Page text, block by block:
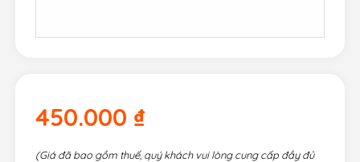
450.000 ₫
(Giá đã bao gồm thuế, quý khách vui lòng cung cấp đầy đủ